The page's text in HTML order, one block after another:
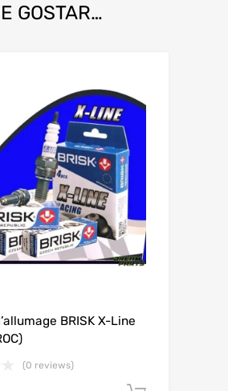
GOSTAR…
BRISK X-Line
(0 reviews)